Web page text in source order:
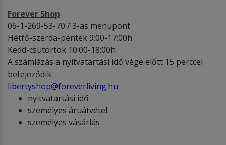
Forever Shop
06-1-269-53-70 / 3-as menüpont
Hétfő-szerda-péntek 9:00-17:00h
Kedd-csütörtök 10:00-18:00h
A számlázás a nyitvatartási idő vége előtt 15 perccel
befejeződik.
libertyshop@foreverliving.hu
nyitvatartási idő
személyes áruátvétel
személyes vásárlás